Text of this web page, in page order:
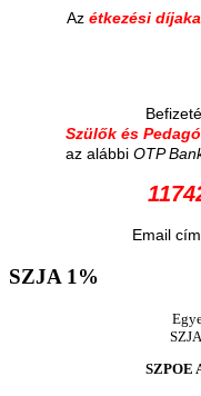
Az étkezési
Szülők és
az alábbi OTP
Email
SZJA1%
SZPOE